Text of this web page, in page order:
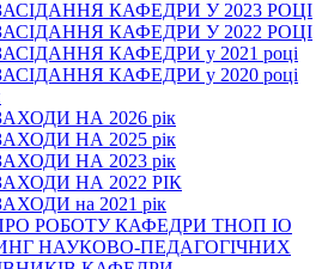
КАФЕДРИ У 2023 РОЦІ
КАФЕДРИ У 2022 РОЦІ
КАФЕДРИ у 2021 році
КАФЕДРИ у 2020 році
НА 2026 рік
НА 2025 рік
НА 2023 рік
НА 2022 РІК
на 2021 рік
РОБОТУ КАФЕДРИ ТНОП ІО
НАУКОВО-ПЕДАГОГІЧНИХ